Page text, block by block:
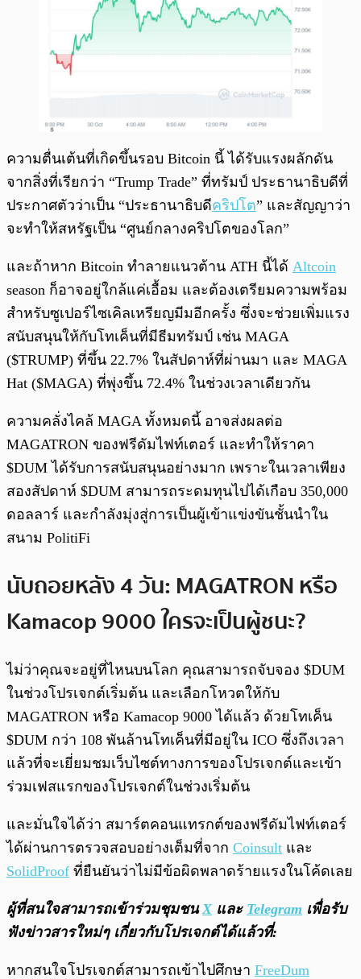
ความตื่นเต้นที่เกิดขึ้นรอบ Bitcoin นี้ ได้รับแรงผลักดัน
จากสิ่งที่เรียกว่า “Trump Trade” ที่ทรัมป์ ประธานาธิบดีที่
ประกาศตัวว่าเป็น “ประธานาธิบดีคริปโต” และสัญญาว่า
จะทำให้สหรัฐเป็น “ศูนย์กลางคริปโตของโลก”
และถ้าหาก Bitcoin ทำลายแนวต้าน ATH นี้ได้ Altcoin
season ก็อาจอยู่ใกล้แค่เอื้อม และต้องเตรียมความพร้อม
สำหรับซูเปอร์ไซเคิลเหรียญมีมอีกครั้ง ซึ่งจะช่วยเพิ่มแรง
สนับสนุนให้กับโทเค็นที่มีธีมทรัมป์ เช่น MAGA
($TRUMP) ที่ขึ้น 22.7% ในสัปดาห์ที่ผ่านมา และ MAGA
Hat ($MAGA) ที่พุ่งขึ้น 72.4% ในช่วงเวลาเดียวกัน
ความคลั่งไคล้ MAGA ทั้งหมดนี้ อาจส่งผลต่อ
MAGATRON ของฟรีดัมไฟท์เตอร์ และทำให้ราคา
$DUM ได้รับการสนับสนุนอย่างมาก เพราะในเวลาเพียง
สองสัปดาห์ $DUM สามารถระดมทุนไปได้เกือบ 350,000
ดอลลาร์ และกำลังมุ่งสู่การเป็นผู้เข้าแข่งขันชั้นนำใน
สนาม PolitiFi
นับถอยหลัง 4 วัน: MAGATRON หรือ
Kamacop 9000 ใครจะเป็นผู้ชนะ?
ไม่ว่าคุณจะอยู่ที่ไหนบนโลก คุณสามารถจับจอง $DUM
ในช่วงโปรเจกต์เริ่มต้น และเลือกโหวตให้กับ
MAGATRON หรือ Kamacop 9000 ได้แล้ว ด้วยโทเค็น
$DUM กว่า 108 พันล้านโทเค็นที่มีอยู่ใน ICO ซึ่งถึงเวลา
แล้วที่จะเยี่ยมชมเว็บไซต์ทางการของโปรเจกต์และเข้า
ร่วมเฟสแรกของโปรเจกต์ในช่วงเริ่มต้น
และมั่นใจได้ว่า สมาร์ตคอนแทรกต์ของฟรีดัมไฟท์เตอร์
ได้ผ่านการตรวจสอบอย่างเต็มที่จาก Coinsult และ
SolidProof ที่ยืนยันว่าไม่มีข้อผิดพลาดร้ายแรงในโค้ดเลย
ผู้ที่สนใจสามารถเข้าร่วมชุมชน Xและ Telegram เพื่อรับ
ฟังข่าวสารใหม่ๆ เกี่ยวกับโปรเจกต์ได้แล้วที่:
หากสนใจโปรเจกต์สามารถเข้าไปศึกษา FreeDum